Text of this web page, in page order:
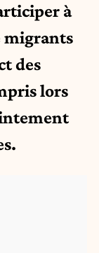
à
migrants
des
lors